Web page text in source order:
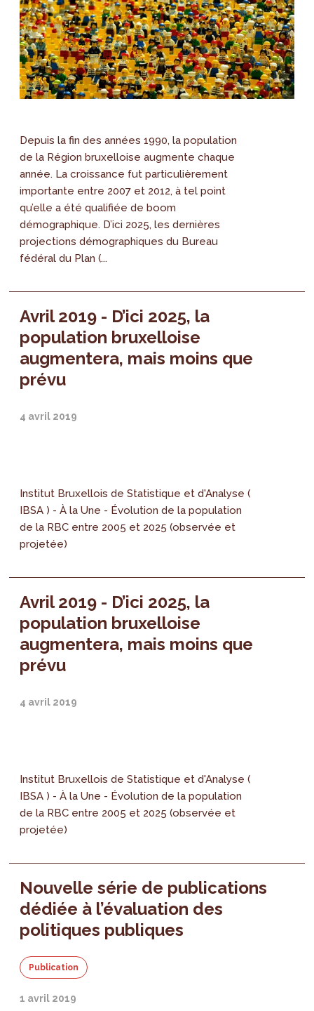
Depuis la fin des années 1990, la population
de la Région bruxelloise augmente chaque
année. La croissance fut particulièrement
importante entre 2007 et 2012, à tel point
qu’elle a été qualifiée de boom
démographique. D’ici 2025, les dernières
projections démographiques du Bureau
fédéral du Plan (...
Avril 2019 - D’ici 2025, la
population bruxelloise
augmentera, mais moins que
prévu
4 avril 2019
Institut Bruxellois de Statistique et d'Analyse (
IBSA ) - À la Une - Évolution de la population
de la RBC entre 2005 et 2025 (observée et
projetée)
Avril 2019 - D’ici 2025, la
population bruxelloise
augmentera, mais moins que
prévu
4 avril 2019
Institut Bruxellois de Statistique et d'Analyse (
IBSA ) - À la Une - Évolution de la population
de la RBC entre 2005 et 2025 (observée et
projetée)
Nouvelle série de publications
dédiée à l’évaluation des
politiques publiques
Publication
1 avril 2019